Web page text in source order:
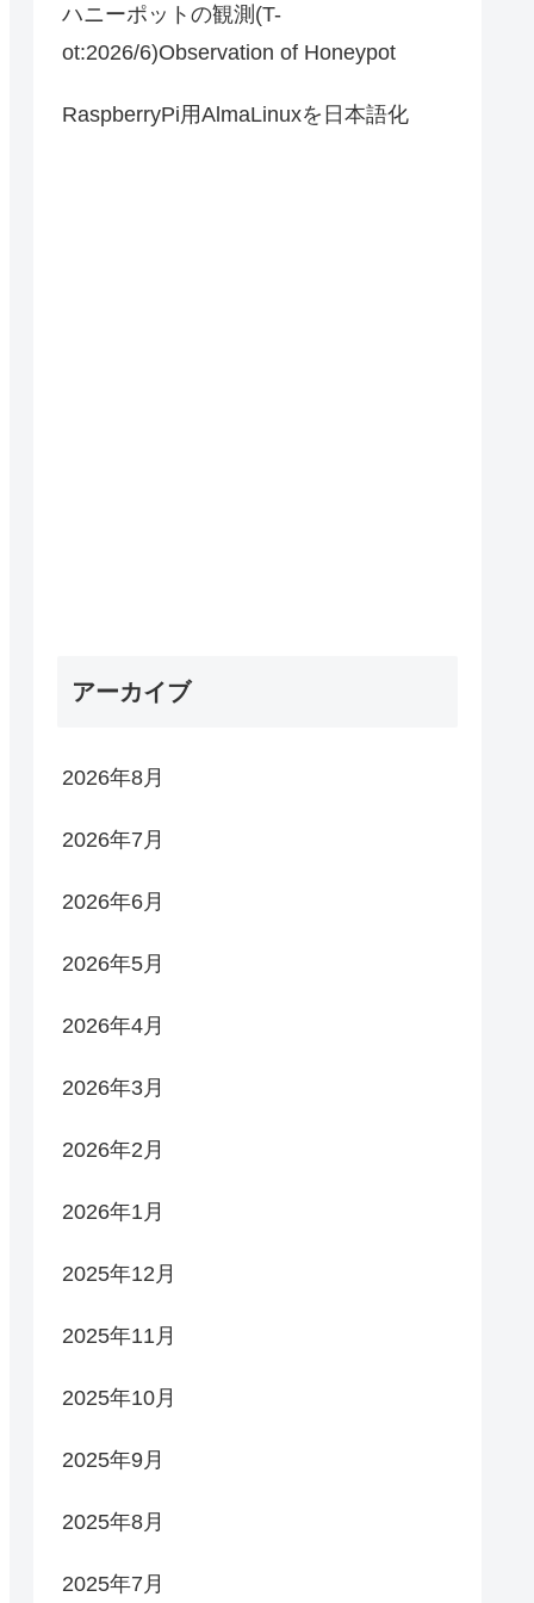
ハニーポットの観測(T-
ot:2026/6)Observation of Honeypot
RaspberryPi用AlmaLinuxを日本語化
アーカイブ
2026年8月
2026年7月
2026年6月
2026年5月
2026年4月
2026年3月
2026年2月
2026年1月
2025年12月
2025年11月
2025年10月
2025年9月
2025年8月
2025年7月